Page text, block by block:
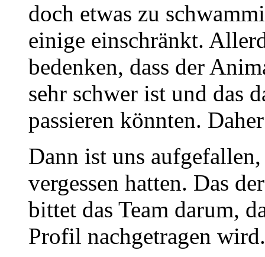
doch etwas zu
einige einschränkt.
bedenken, dass der
sehr schwer ist und das
passieren könnten.
Dann ist uns
vergessen hatten. Das
bittet das Team darum,
Profil nachgetragen wird.